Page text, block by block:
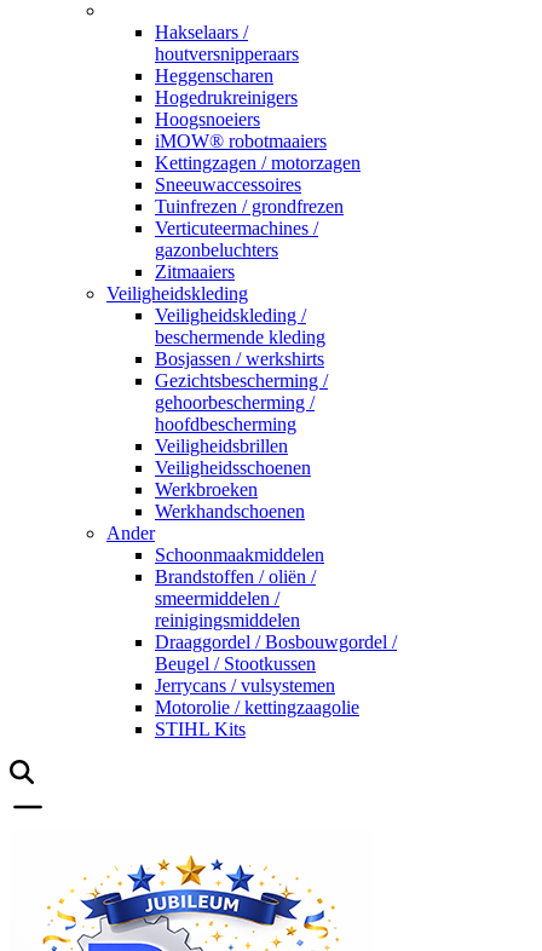
Hakselaars /
houtversnipperaars
Heggenscharen
Hogedrukreinigers
Hoogsnoeiers
iMOW® robotmaaiers
Kettingzagen / motorzagen
Sneeuwaccessoires
Tuinfrezen / grondfrezen
Verticuteermachines /
gazonbeluchters
Zitmaaiers
Veiligheidskleding
Veiligheidskleding /
beschermende kleding
Bosjassen / werkshirts
Gezichtsbescherming /
gehoorbescherming /
hoofdbescherming
Veiligheidsbrillen
Veiligheidsschoenen
Werkbroeken
Werkhandschoenen
Ander
Schoonmaakmiddelen
Brandstoffen / oliën /
smeermiddelen /
reinigingsmiddelen
Draaggordel / Bosbouwgordel /
Beugel / Stootkussen
Jerrycans / vulsystemen
Motorolie / kettingzaagolie
STIHL Kits